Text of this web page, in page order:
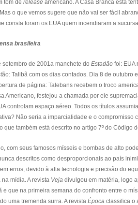
tom de release americano. A Casa Branca está
o que vemos sugere que não vai ser fácil
consta foram os EUA quem incendiaram a
brasileira
de 2001a manchete do Estadão foi: EUA
Talibã com os dias contados. Dia 8 de outubro
de página: Talebans recebem o troco
Americano, festejou a chamada por ele
controlam espaço aéreo. Todos os títulos
Não seria a imparcialidade e o compromisso
que também está descrito no artigo 7º do Código
com seus famosos mísseis e bombas de alto
descritos como desproporcionais ao país
erros, devido à alta tecnologia e precisão do
mídia. A revista Veja divulgou em matéria, logo
que na primeira semana do confronto entre o
uma tremenda surra. A revista Época classifica o